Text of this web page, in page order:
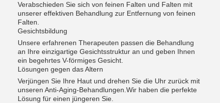
Verabschieden Sie sich von feinen Falten und Falten mit
unserer effektiven Behandlung zur Entfernung von feinen
Falten.
Gesichtsbildung
Unsere erfahrenen Therapeuten passen die Behandlung
an Ihre einzigartige Gesichtsstruktur an und geben Ihnen
ein begehrtes V-förmiges Gesicht.
Lösungen gegen das Altern
Verjüngen Sie Ihre Haut und drehen Sie die Uhr zurück mit
unseren Anti-Aging-Behandlungen.Wir haben die perfekte
Lösung für einen jüngeren Sie.